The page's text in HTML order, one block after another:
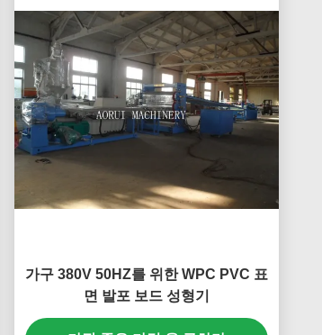
가구 380V 50HZ를 위한 WPC PVC 표
면 발포 보드 성형기